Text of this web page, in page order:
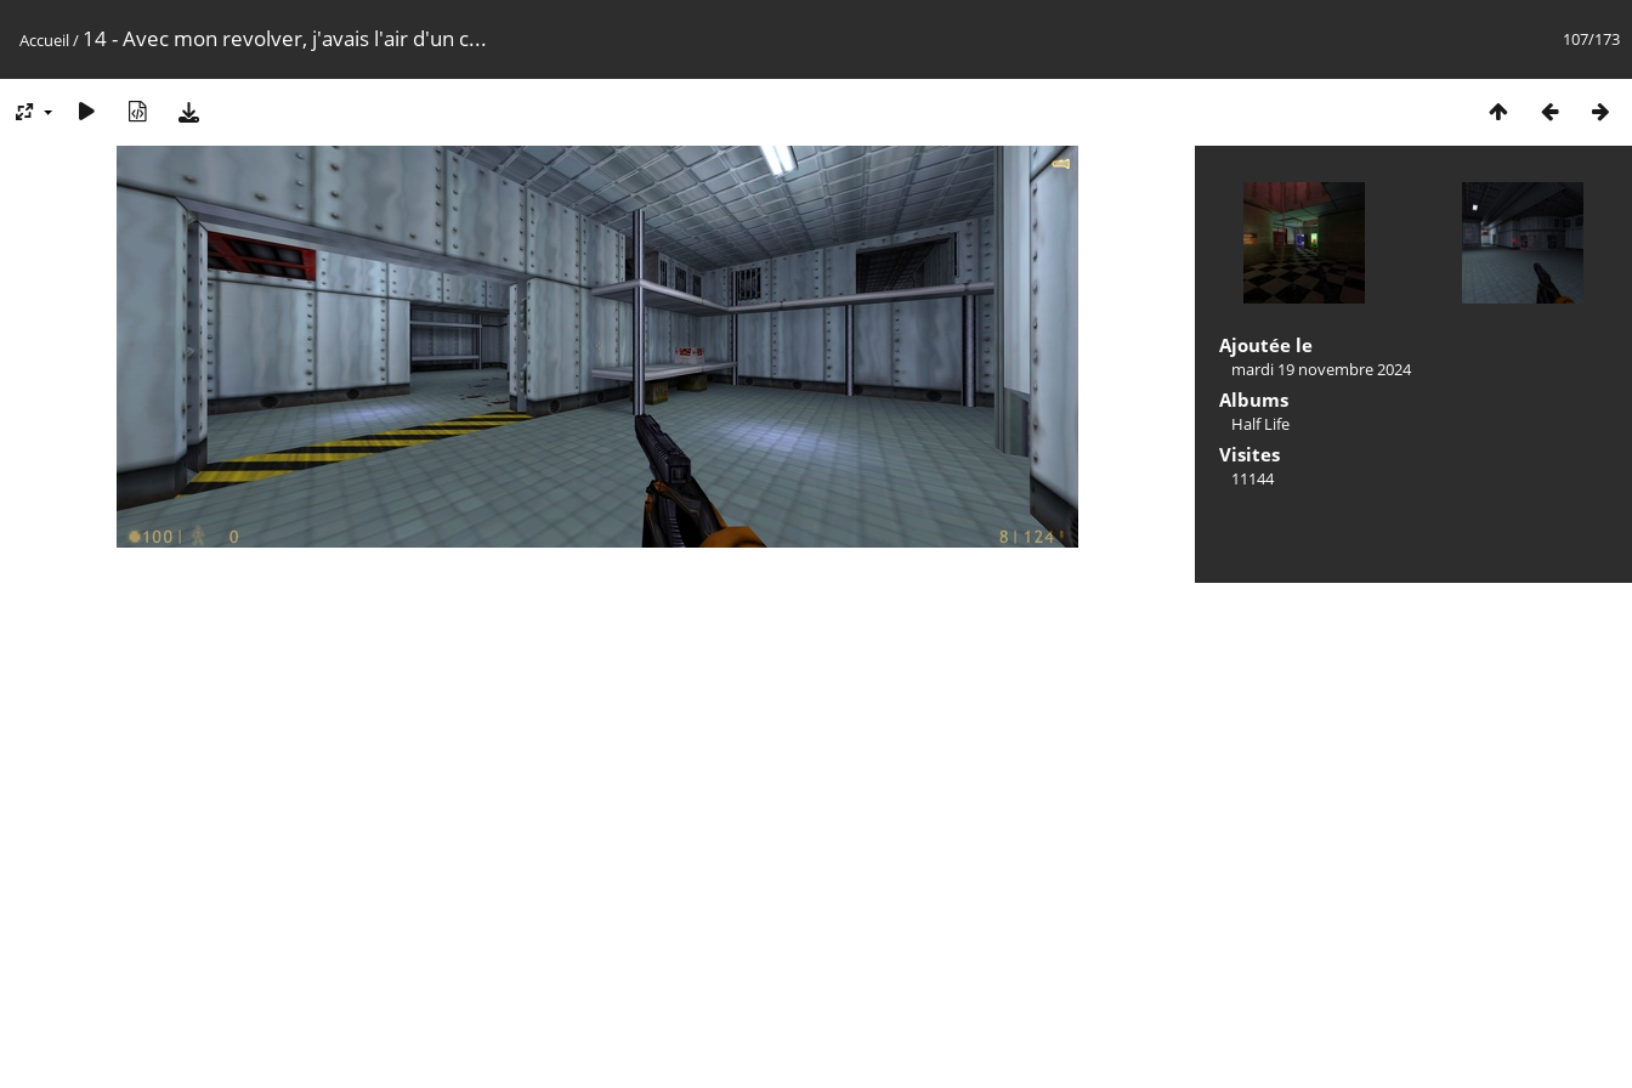
107/173
Accueil/ 14 - Avec mon revolver, j'avais l'air d'un c...
Ajoutée le
mardi 19 novembre 2024
Albums
Half Life
Visites
11144